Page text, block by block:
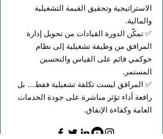
الاستراتيجية وتحقيق القيمة التشغيلية
والمالية.
✅ تمكّن الدورة القيادات من تحويل إدارة
المرافق من وظيفة تشغيلية إلى نظام
حوكمي قائم على القياس والتحسين
المستمر.
✅ المرافق ليست تكلفة تشغيلية فقط… بل
رافعة أداء تؤثر مباشرة على جودة الخدمات
العامة وكفاءة الإنفاق.